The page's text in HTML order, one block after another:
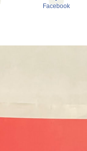
Facebook